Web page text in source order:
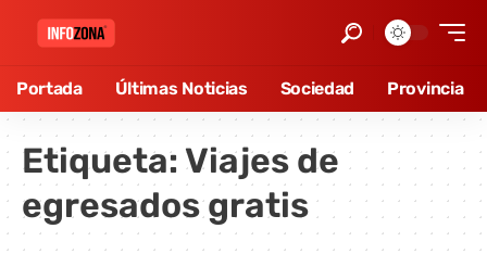
Portada Últimas Noticias Sociedad Provincia
Etiqueta: Viajes de
egresados gratis